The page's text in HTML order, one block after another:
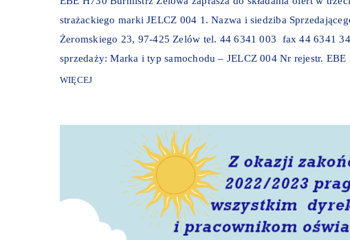
strażackiego marki JELCZ 004 1. Nazwa i siedziba
Żeromskiego 23, 97-425 Zelów tel. 44 6341 003 fax 44 6341
sprzedaży: Marka i typ samochodu – JELCZ 004 Nr rejestr.
WIĘCEJ